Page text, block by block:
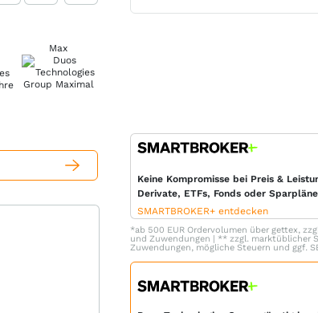
Max
Keine Kompromisse bei Preis &
Derivate, ETFs, Fonds oder Sparpläne
SMARTBROKER+ entdecken
*ab 500 EUR Ordervolumen über gettex,
und Zuwendungen | ** zzgl. marktüblicher
Zuwendungen, mögliche Steuern und ggf.